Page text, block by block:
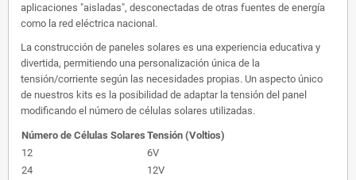
aplicaciones "aisladas", desconectadas de otras fuentes de energía
como la red eléctrica nacional.
La construcción de paneles solares es una experiencia educativa y
divertida, permitiendo una personalización única de la
tensión/corriente según las necesidades propias. Un aspecto único
de nuestros kits es la posibilidad de adaptar la tensión del panel
modificando el número de células solares utilizadas.
Número de Células Solares Tensión (Voltios)
12
6V
24
12V